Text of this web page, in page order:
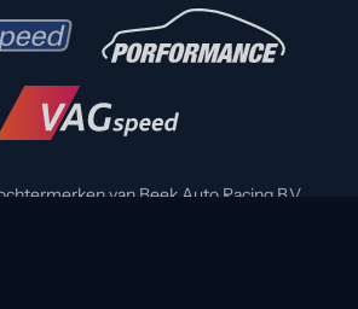
van Beek Auto Racing B.V.